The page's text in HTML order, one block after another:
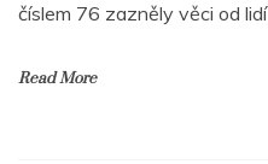
číslem 76 zazněly věci od lidí
Read More